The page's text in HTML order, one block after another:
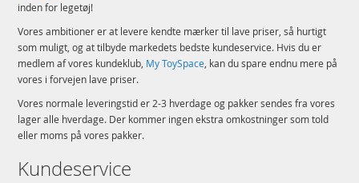
inden for legetøj!
Vores ambitioner er at levere kendte mærker til lave priser, så hurtigt
som muligt, og at tilbyde markedets bedste kundeservice. Hvis du er
medlem af vores kundeklub, My ToySpace, kan du spare endnu mere på
vores i forvejen lave priser.
Vores normale leveringstid er 2-3 hverdage og pakker sendes fra vores
lager alle hverdage. Der kommer ingen ekstra omkostninger som told
eller moms på vores pakker.
Kundeservice